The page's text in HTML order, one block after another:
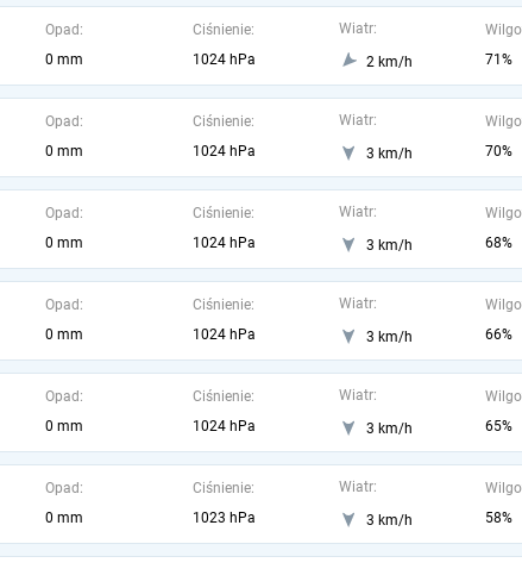
Opad:
0 mm
Ciśnienie:
1024 hPa
Wiatr:
2 km/h
71%
Opad:
0 mm
Ciśnienie:
1024 hPa
Wiatr:
3 km/h
70%
Opad:
0 mm
Ciśnienie:
1024 hPa
Wiatr:
3 km/h
68%
Opad:
0 mm
Ciśnienie:
1024 hPa
Wiatr:
3 km/h
66%
Opad:
0 mm
Ciśnienie:
1024 hPa
Wiatr:
3 km/h
65%
Opad:
0 mm
Ciśnienie:
1023 hPa
Wiatr:
3 km/h
58%